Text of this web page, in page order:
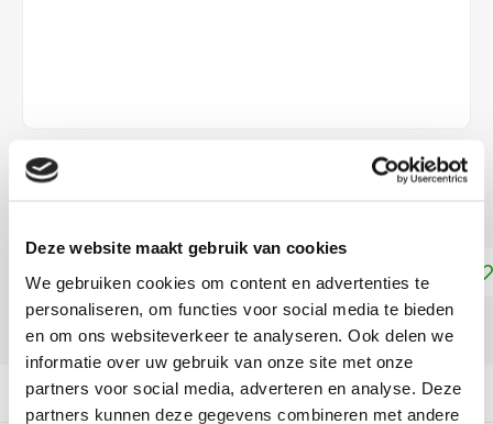
Deze website maakt gebruik van cookies
We gebruiken cookies om content en advertenties te
personaliseren, om functies voor social media te bieden
en om ons websiteverkeer te analyseren. Ook delen we
informatie over uw gebruik van onze site met onze
partners voor social media, adverteren en analyse. Deze
partners kunnen deze gegevens combineren met andere
€2,49
Toevoegen aan winkelwagen
DELEN:
Productomschrijving